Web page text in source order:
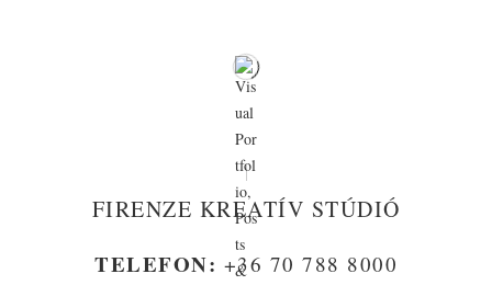
FIRENZE KREATÍV STÚDIÓ
TELEFON: +36 70 788 8000